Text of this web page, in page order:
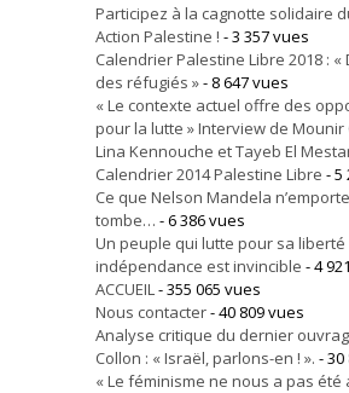
Participez à la cagnotte solidaire
Action Palestine ! - 3 357 vues
Calendrier Palestine Libre 2018 : «
des réfugiés »- 8 647 vues
« Le contexte actuel offre des
pour la lutte » Interview de
Lina Kennouche et Tayeb El
Calendrier 2014 Palestine Libre - 5
Ce que Nelson Mandela
tombe… - 6 386 vues
Un peuple qui lutte pour sa liberté
indépendance est invincible - 4
ACCUEIL- 355 065 vues
Nous contacter- 40 809 vues
Analyse critique du dernier
Collon : « Israël, parlons-en ! ». -
« Le féminisme ne nous a pas été